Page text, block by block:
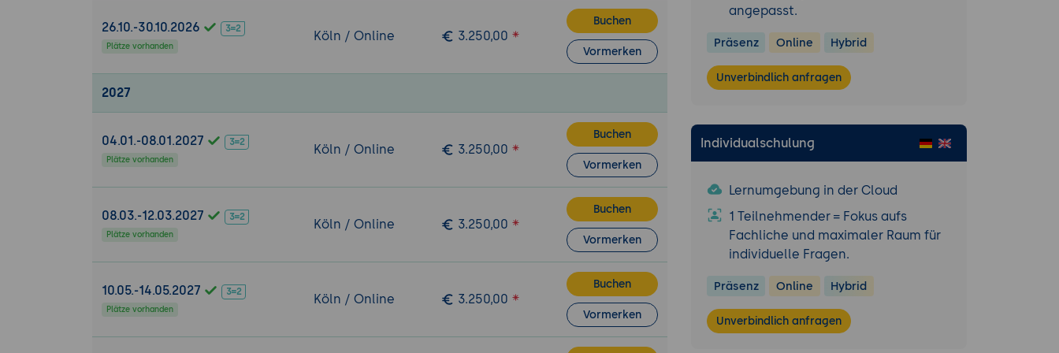
Zusammenhänge zwischen lokalen Systemen, Internetdiensten und externen
Typische Fehlerbilder und deren Auswirkungen auf Arbeitsabläufe und Erreichbarkeit.
IT-Sicherheit und verantwortungsvoller Umgang mit Daten
Einführung in grundlegende Sicherheitsprinzipien und typische Risiken im täglichen
IT-Betrieb.
Sensibilisierung für den sicheren Umgang mit Zugangsdaten, Endgeräten und
sensiblen Informationen.
Rolle des IT-Supports bei Prävention, Erstreaktion und Unterstützung von
Sicherheitsrichtlinien.
Strukturierte Fehleranalyse und Problemlösung
Systematisches Vorgehen bei der Analyse von IT-Störungen, von der ersten Meldung
bis zur Ursachenfindung.
Nutzung einfacher Diagnosemethoden und nachvollziehbarer Lösungswege im
Support-Alltag.
26.10.-30.10.2026
Plätze vorhanden
Köln / Online 3.250,00
Buchen
Vormerken
2027
04.01.-08.01.2027
Plätze vorhanden
Köln / Online 3.250,00
Buchen
Vormerken
08.03.-12.03.2027
Plätze vorhanden
Köln / Online 3.250,00
Buchen
Vormerken
10.05.-14.05.2027
Plätze vorhanden
Köln / Online 3.250,00
Buchen
Vormerken
angepasst.
Präsenz Online Hybrid
Unverbindlich anfragen
Individualschulung
Lernumgebung in der Cloud
1 Teilnehmender = Fokus aufs
Fachliche und maximaler Raum für
individuelle Fragen.
Präsenz Online Hybrid
Unverbindlich anfragen